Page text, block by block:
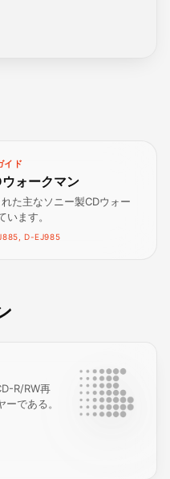
イド
ォークマン
た主なソニー製CDウォー
います。
D-EJ985
R/RW再
である。